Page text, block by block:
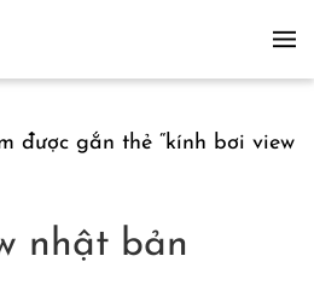
được gắn thẻ “kính bơi view
nhật bản